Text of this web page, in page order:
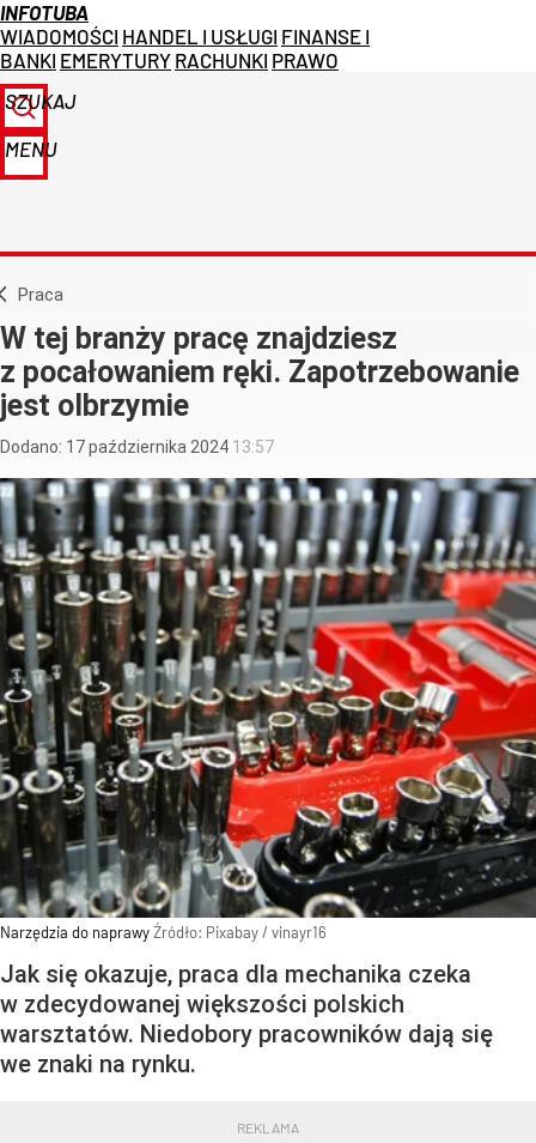
INFOTUBA
WIADOMOŚCI HANDEL I USŁUGI FINANSE I
BANKI EMERYTURY RACHUNKI PRAWO
SZUKAJ
MENU
Praca
W tej branży pracę znajdziesz
z pocałowaniem ręki. Zapotrzebowanie
jest olbrzymie
Dodano: 17października 2024 13:57
Narzędzia do naprawyŹródło: Pixabay/ vinayr16
Jak się okazuje, praca dla mechanika czeka
w zdecydowanej większości polskich
warsztatów. Niedobory pracowników dają się
we znaki na rynku.